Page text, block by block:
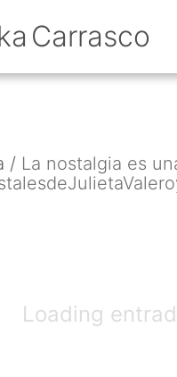
Carrasco
/ La nostalgia es
Loading